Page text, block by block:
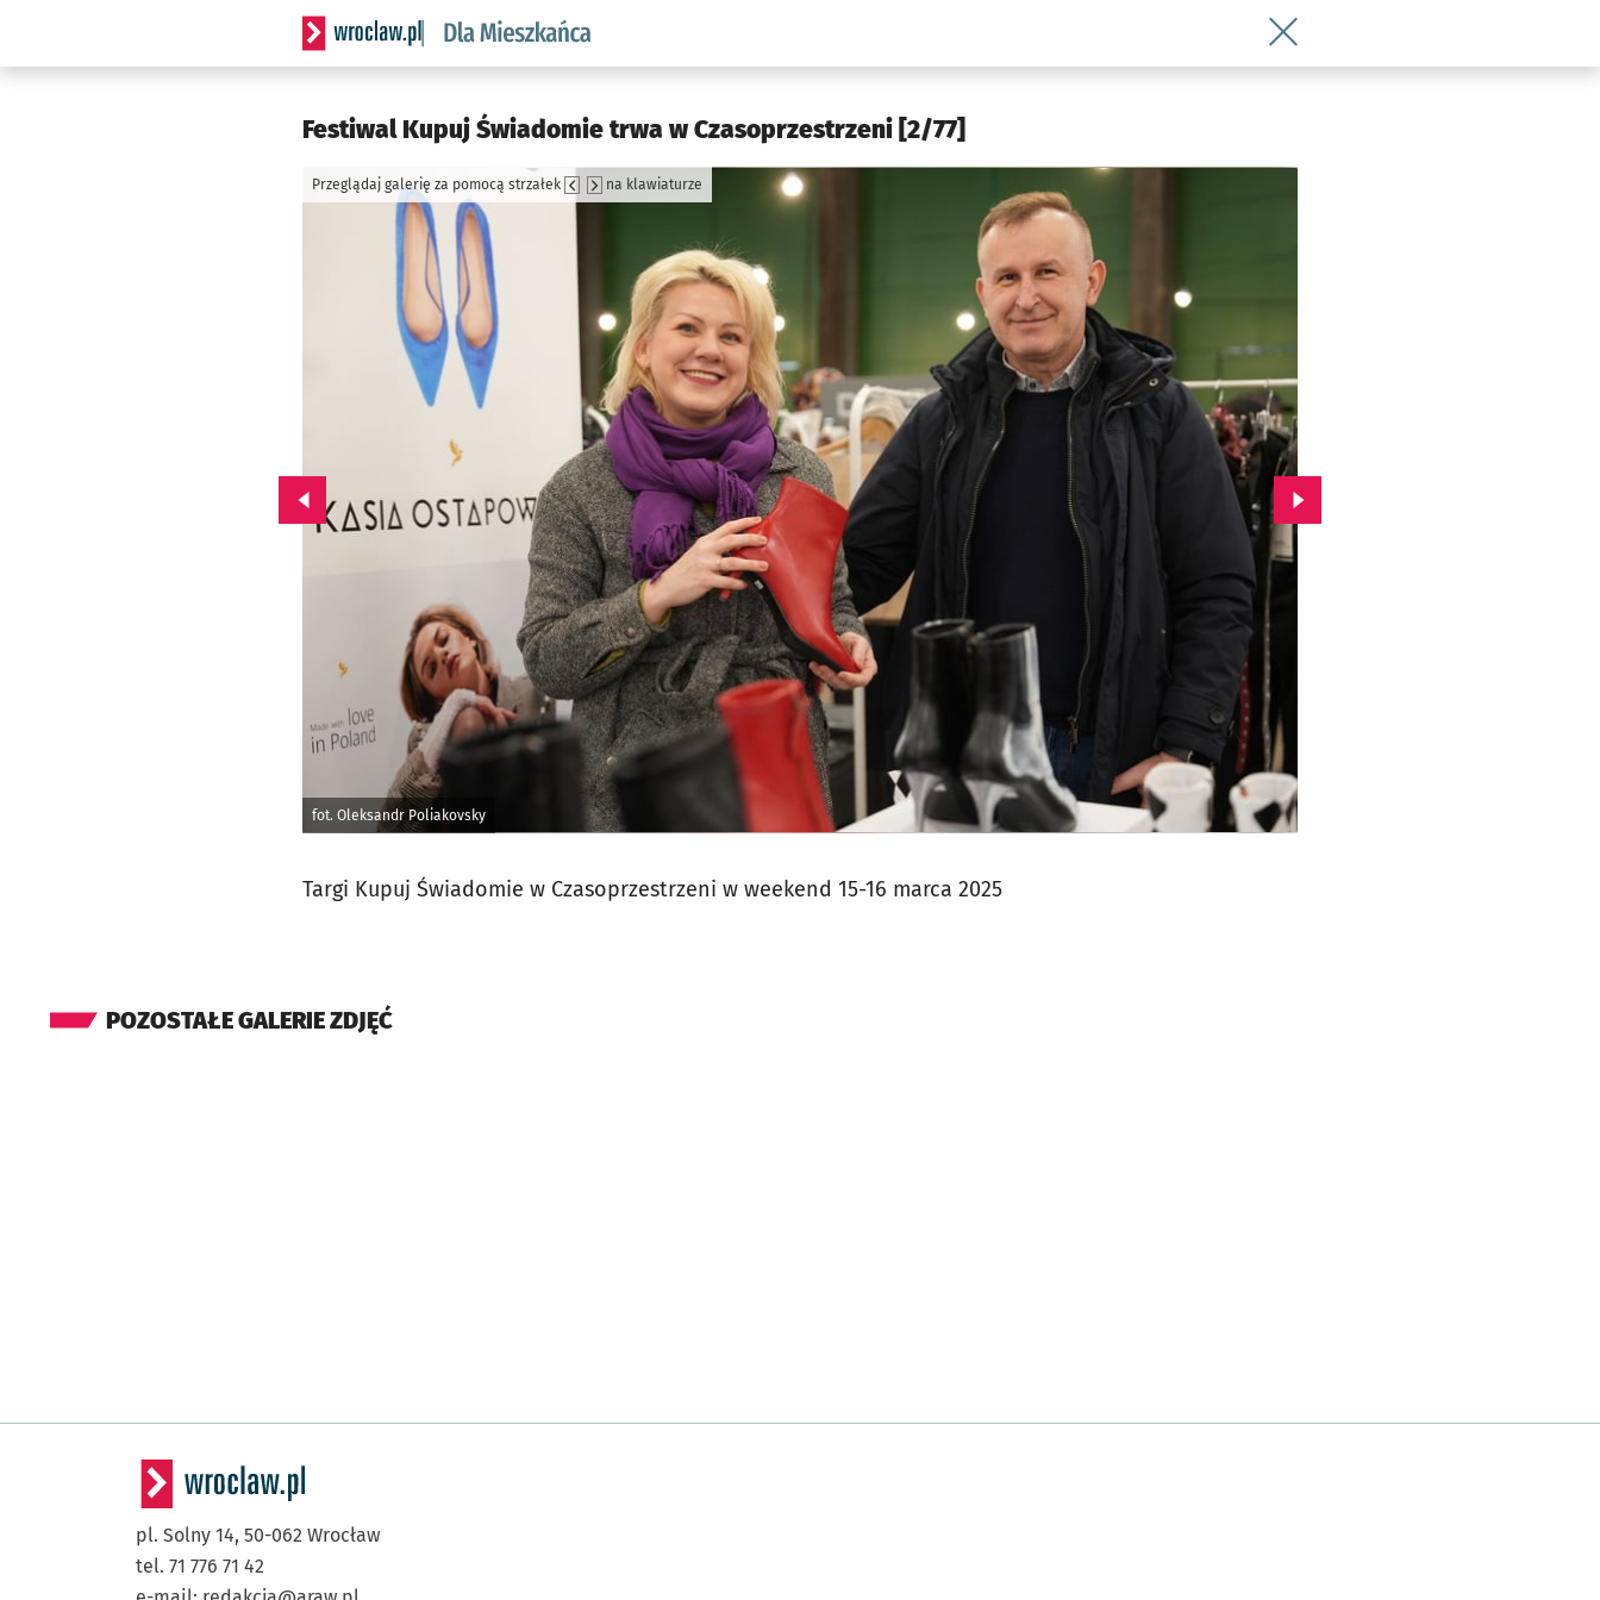
Serwis informacyjny wroclaw.pl podserwis: Dla mieszkańca
Wróć do artykułu Festiwal Kupuj
Festiwal Kupuj Świadomie trwa w Czasoprzestrzeni [2/77]
fot. Oleksandr Poliakovsky
Przeglądaj galerię za pomocą strzałek na klawiaturze
Przejdź do poprzedniego zdjęcia. Przejdź do kolejnego zdjęcia.
Targi Kupuj Świadomie w Czasoprzestrzeni w weekend 15-16 marca 2025
POZOSTAŁE GALERIE ZDJĘĆ
pl. Solny 14, 50-062 Wrocław
tel. 71 776 71 42